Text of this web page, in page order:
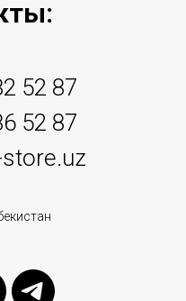
52 87
52 87